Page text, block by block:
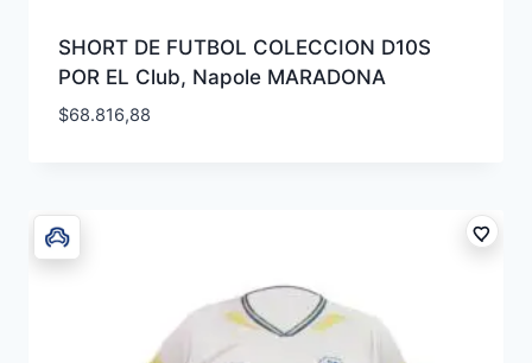
SHORT DE FUTBOL COLECCION D10S
POR EL Club, Napole MARADONA
$68.816,88